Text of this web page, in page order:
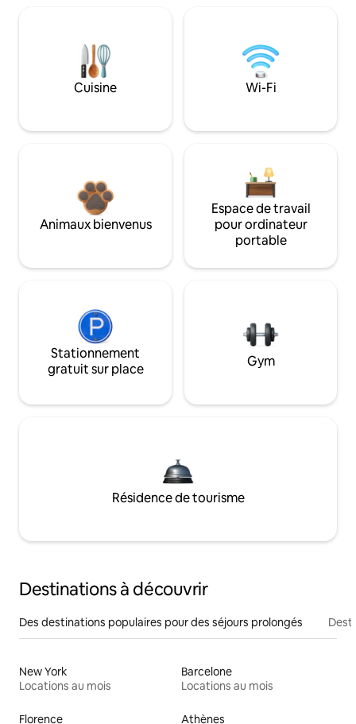
Cuisine Wi-Fi
Animaux bienvenus
Espace de travail
pour ordinateur
portable
Stationnement
gratuit sur place
Gym
Résidence de tourisme
Destinations à découvrir
Des destinations populaires pour des séjours prolongés
New York
Locations au mois
Barcelone
Locations au mois
Florence
Athènes